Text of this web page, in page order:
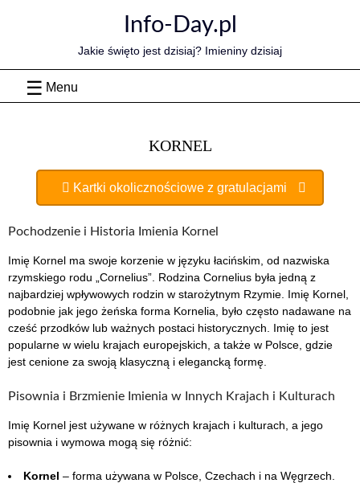
Info-Day.pl
Jakie święto jest dzisiaj? Imieniny dzisiaj
Menu
KORNEL
Kartki okolicznościowe z gratulacjami
Pochodzenie i Historia Imienia Kornel
Imię Kornel ma swoje korzenie w języku łacińskim, od nazwiska
rzymskiego rodu „Cornelius”. Rodzina Cornelius była jedną z
najbardziej wpływowych rodzin w starożytnym Rzymie. Imię Kornel,
podobnie jak jego żeńska forma Kornelia, było często nadawane na
cześć przodków lub ważnych postaci historycznych. Imię to jest
popularne w wielu krajach europejskich, a także w Polsce, gdzie
jest cenione za swoją klasyczną i elegancką formę.
Pisownia i Brzmienie Imienia w Innych Krajach i Kulturach
Imię Kornel jest używane w różnych krajach i kulturach, a jego
pisownia i wymowa mogą się różnić:
Kornel – forma używana w Polsce, Czechach i na Węgrzech.